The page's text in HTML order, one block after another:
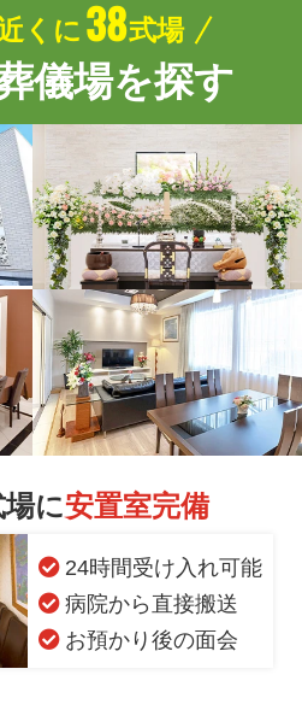
くに 38式場
儀場を探す
に安置室完備
24時間受け入れ可能
病院から直接搬送
お預かり後の面会